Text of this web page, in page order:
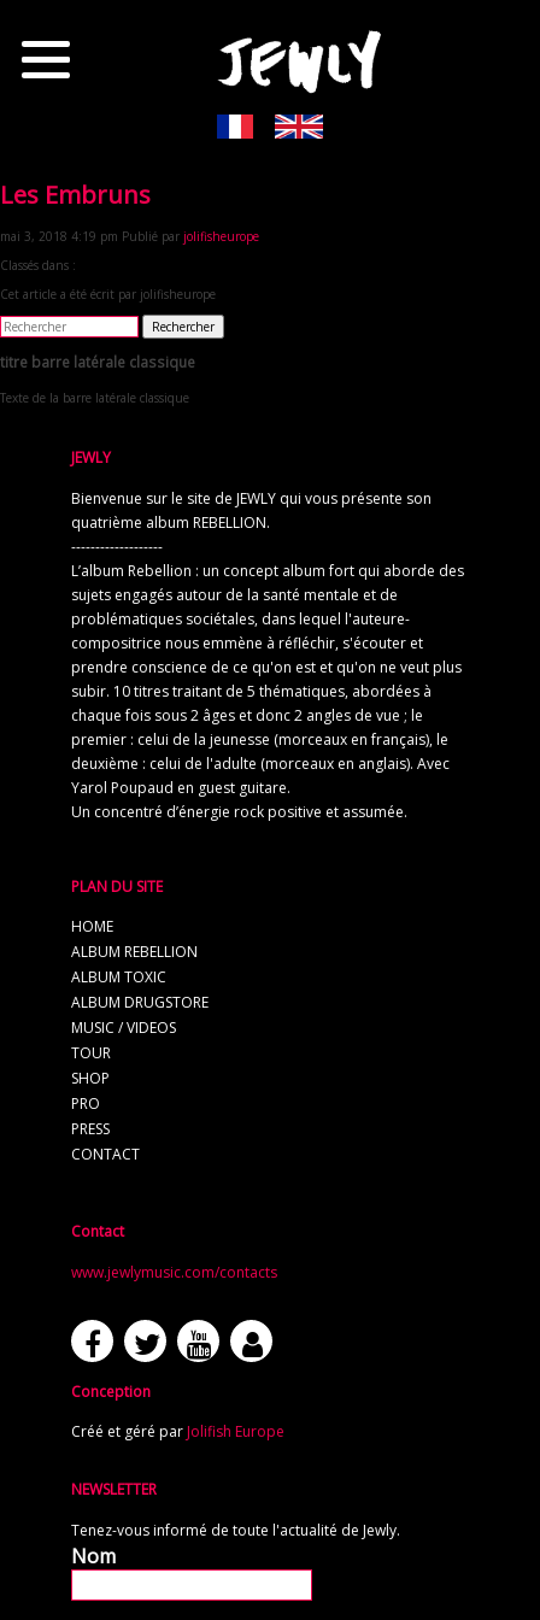
Les Embruns
mai 3, 2018 4:19 pm Publié par jolifisheurope
Classés dans :
Cet article a été écrit par jolifisheurope
Rechercher
titre barre latérale classique
Texte de la barre latérale classique
JEWLY
Bienvenue sur le site de JEWLY qui vous présente son
quatrième album REBELLION.
-------------------
L’album Rebellion : un concept album fort qui aborde des
sujets engagés autour de la santé mentale et de
problématiques sociétales, dans lequel l'auteure-
compositrice nous emmène à réfléchir, s'écouter et
prendre conscience de ce qu'on est et qu'on ne veut plus
subir. 10 titres traitant de 5 thématiques, abordées à
chaque fois sous 2 âges et donc 2 angles de vue ; le
premier : celui de la jeunesse (morceaux en français), le
deuxième : celui de l'adulte (morceaux en anglais). Avec
Yarol Poupaud en guest guitare.
Un concentré d’énergie rock positive et assumée.
PLAN DU SITE
HOME
ALBUM REBELLION
ALBUM TOXIC
ALBUM DRUGSTORE
MUSIC / VIDEOS
TOUR
SHOP
PRO
PRESS
CONTACT
Contact
www.jewlymusic.com/contacts
Conception
Créé et géré par Jolifish Europe
NEWSLETTER
Tenez-vous informé de toute l'actualité de Jewly.
Nom